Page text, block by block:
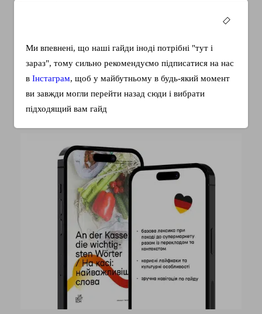
Вероятно каждый, сталкивался с проблемой, когда
хочешь выразить чувства любимому человеку или
поговорить на тему…
Ми впевнені, що наші гайди іноді потрібні "тут і
зараз", тому сильно рекомендуємо підписатися на нас
в Інстаграм, щоб у майбутньому в будь-який момент
ви завжди могли перейти назад сюди і вибрати
підходящий вам гайд